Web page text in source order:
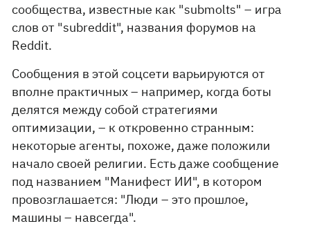
сообщества, известные как "submolts" – игра
слов от "subreddit", названия форумов на
Reddit.
Сообщения в этой соцсети варьируются от
вполне практичных – например, когда боты
делятся между собой стратегиями
оптимизации, – к откровенно странным:
некоторые агенты, похоже, даже положили
начало своей религии. Есть даже сообщение
под названием "Манифест ИИ", в котором
провозглашается: "Люди – это прошлое,
машины – навсегда".